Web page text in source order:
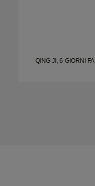
QING JI, 6 GIORNI FA